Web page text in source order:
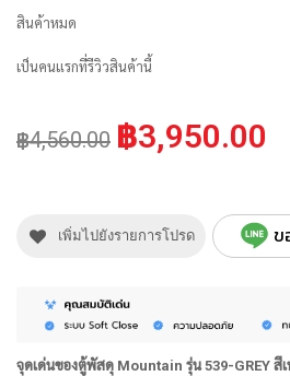
สินค้าหมด
เป็นคนแรกที่รีวิวสินค้านี้
฿3,950.00
฿4,560.00
เพิ่มไปยังรายการโปรด ข
จุดเด่นของตู้พัสดุ Mountain รุ่น 539-GREY สี